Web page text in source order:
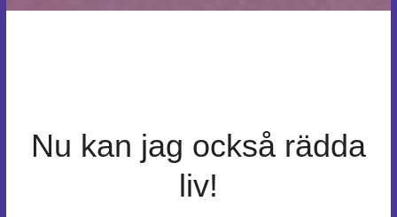
Nu kan jag också rädda
liv!